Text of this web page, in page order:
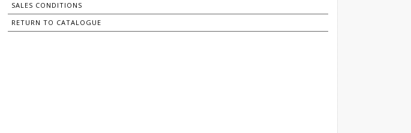
SALES CONDITIONS
RETURN TO CATALOGUE